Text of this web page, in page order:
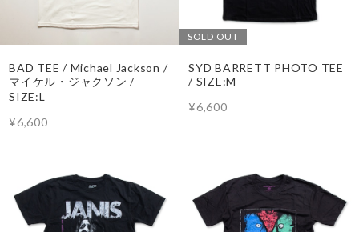
BAD TEE / Michael Jackson /
マイケル・ジャクソン /
SIZE:L
¥6,600
SOLD OUT
SYD BARRETT PHOTO TEE
/ SIZE:M
¥6,600